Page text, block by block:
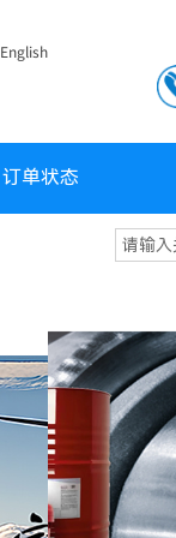
English
订单状态